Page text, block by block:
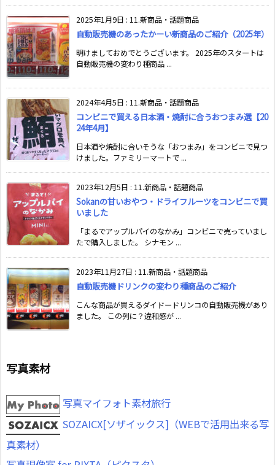
2025年1月9日 : 11.新商品・話題商品
自動販売機のあったかーい新商品のご紹介（2025年）
明けましておめでとうございます。 2025年のスタートは
自動販売機の変わり種商品 ...
2024年4月5日 : 11.新商品・話題商品
コンビニで買える日本酒・焼酎に合うおつまみ選【20
24年4月】
日本酒や焼酎に合いそうな「おつまみ」をコンビニで見つ
けました。ファミリーマートで ...
2023年12月5日 : 11.新商品・話題商品
Sokanの甘いおやつ・ドライフルーツをコンビニで買
いました
「まるでアップルパイのなかみ」コンビニで売っていまし
たで購入しました。 シナモン ...
2023年11月27日 : 11.新商品・話題商品
自動販売機ドリンクの変わり種商品のご紹介
こんな商品が買えるダイドードリンコの自動販売機があり
ました。 この列に？違和感が ...
写真素材
写真マイフォト素材旅行
SOZAICX[ソザイックス]（WEBで活用出来る写
真素材）